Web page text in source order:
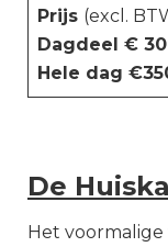
Prijs (excl.
Dagdeel €
Hele dag
De
Het voormalige